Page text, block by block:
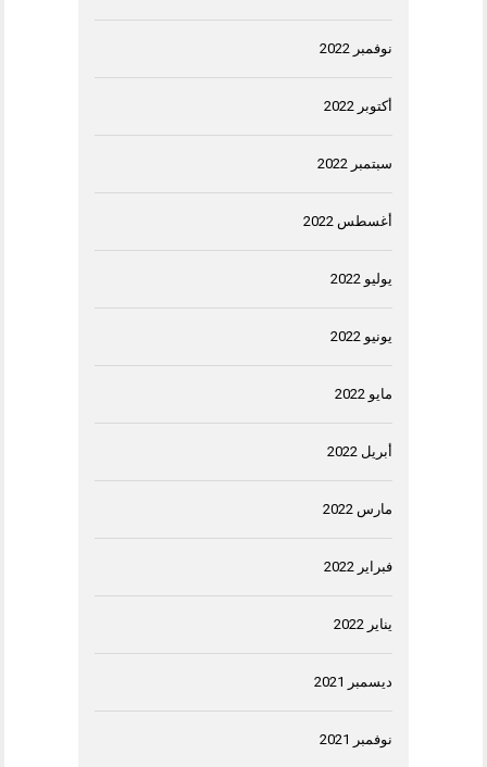
نوفمبر 2022
أكتوبر 2022
سبتمبر 2022
أغسطس 2022
يوليو 2022
يونيو 2022
مايو 2022
أبريل 2022
مارس 2022
فبراير 2022
يناير 2022
ديسمبر 2021
نوفمبر 2021